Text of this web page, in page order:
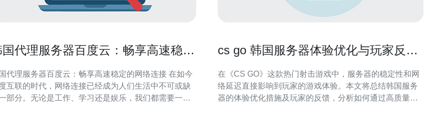
代理服务器百度云：畅享高速稳定
代理服务器百度云：畅享高速稳定的网络连接 在如今
互联的时代，网络连接已经成为人们生活中不可或缺
部分。无论是工作、学习还是娱乐，我们都需要一个
cs go 韩国服务器体验优化与玩家反馈
在《CS GO》这款热门射击游戏中，服务器的稳定性和网
络延迟直接影响到玩家的游戏体验。本文将总结韩国服务
器的体验优化措施及玩家的反馈，分析如何通过高质量的